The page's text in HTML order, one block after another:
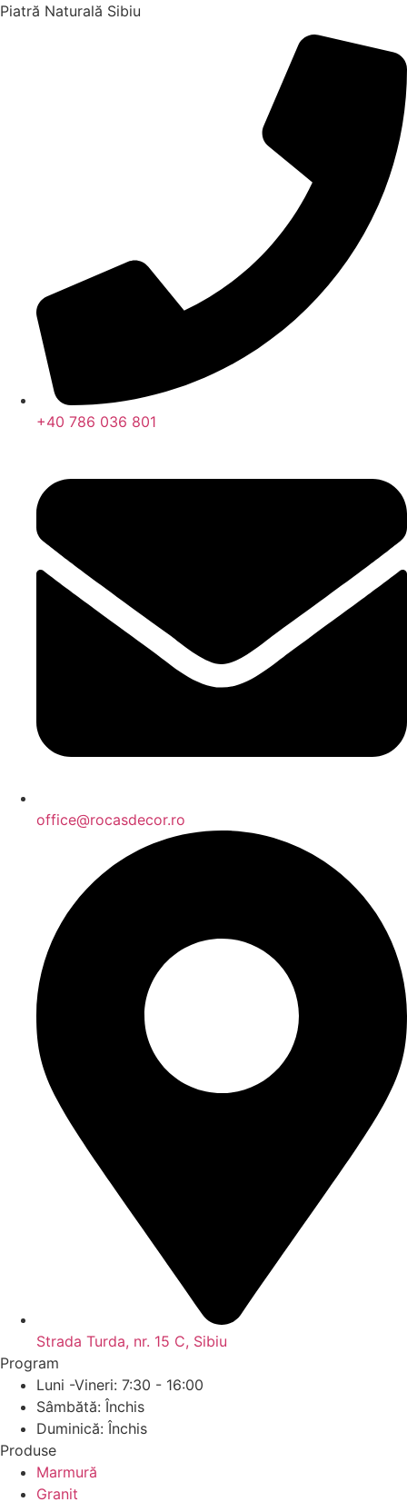
Piatră Naturală Sibiu
+40 786 036 801
office@rocasdecor.ro
Strada Turda, nr. 15 C, Sibiu
Program
Luni -Vineri: 7:30 - 16:00
Sâmbătă: Închis
Duminică: Închis
Produse
Marmură
Granit